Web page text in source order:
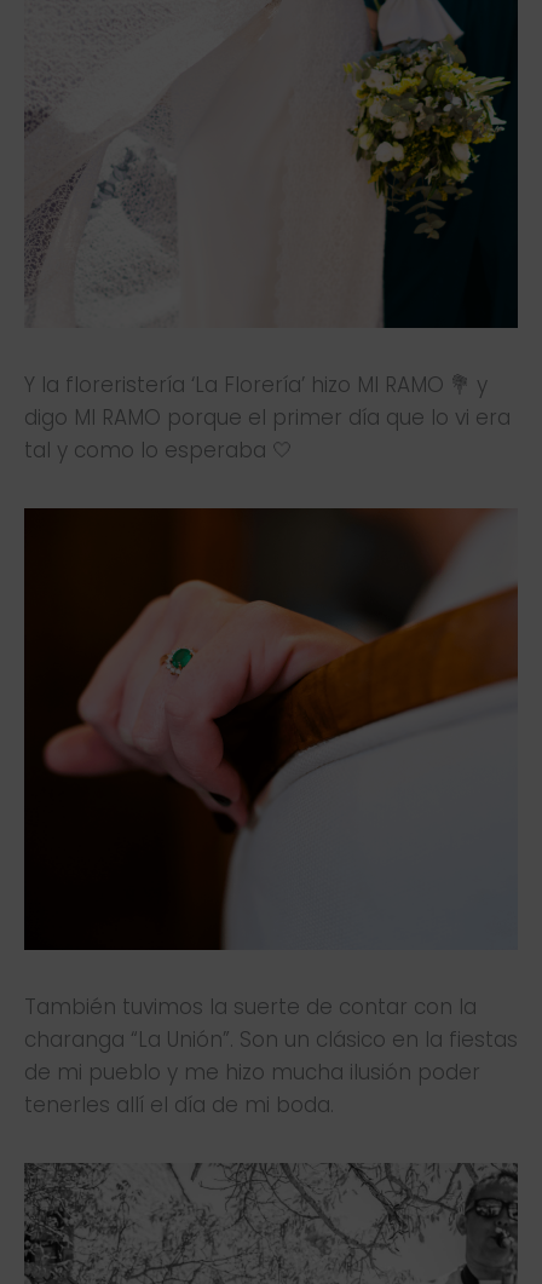
Y la floreristería ‘La Florería’ hizo MI RAMO 💐 y
digo MI RAMO porque el primer día que lo vi era
tal y como lo esperaba 🤍
También tuvimos la suerte de contar con la
charanga “La Unión”. Son un clásico en la fiestas
de mi pueblo y me hizo mucha ilusión poder
tenerles allí el día de mi boda.